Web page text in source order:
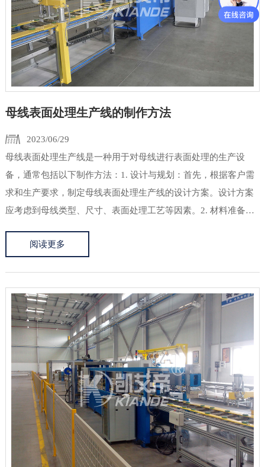
母线表面处理生产线的制作方法
2023/06/29
母线表面处理生产线是一种用于对母线进行表面处理的生产设
备，通常包括以下制作方法：1. 设计与规划：首先，根据客户需
求和生产要求，制定母线表面处理生产线的设计方案。设计方案
应考虑到母线类型、尺寸、表面处理工艺等因素。2. 材料准备：
面处理液、清洗剂、喷涂设备等。3. 母线准备：在生产线开始运
阅读更多